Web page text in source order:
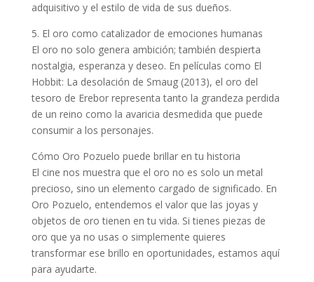
adquisitivo y el estilo de vida de sus dueños.
5. El oro como catalizador de emociones humanas
El oro no solo genera ambición; también despierta
nostalgia, esperanza y deseo. En películas como El
Hobbit: La desolación de Smaug (2013), el oro del
tesoro de Erebor representa tanto la grandeza perdida
de un reino como la avaricia desmedida que puede
consumir a los personajes.
Cómo Oro Pozuelo puede brillar en tu historia
El cine nos muestra que el oro no es solo un metal
precioso, sino un elemento cargado de significado. En
Oro Pozuelo, entendemos el valor que las joyas y
objetos de oro tienen en tu vida. Si tienes piezas de
oro que ya no usas o simplemente quieres
transformar ese brillo en oportunidades, estamos aquí
para ayudarte.